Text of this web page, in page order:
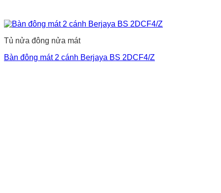
Tủ nửa đông nửa mát
Bàn đông mát 2 cánh Berjaya BS 2DCF4/Z